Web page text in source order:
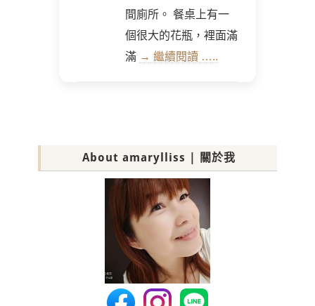
間廁所。 餐桌上有一
個很大的花瓶，裡面滿
滿 → 繼續閱讀 …..
About amarylliss | 關於我